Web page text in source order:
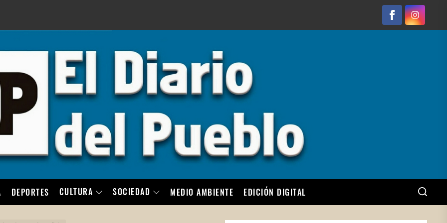
FacebookInstagram
DEPORTES CULTURA SOCIEDAD MEDIO AMBIENTE EDICIÓN DIGITAL